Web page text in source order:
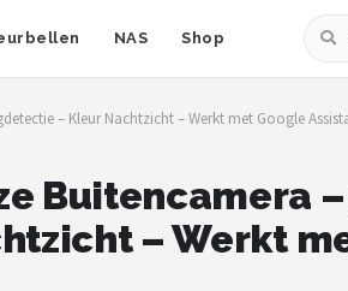
NAS Shop
– Kleur Nachtzicht – Werkt met Google
Buitencamera –
– Werkt